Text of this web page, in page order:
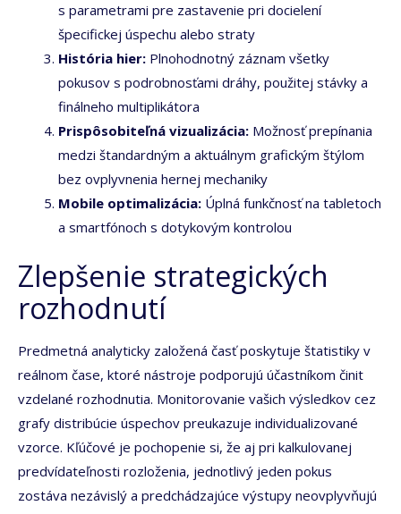
s parametrami pre zastavenie pri docielení
špecifickej úspechu alebo straty
História hier: Plnohodnotný záznam všetky
pokusov s podrobnosťami dráhy, použitej stávky a
finálneho multiplikátora
Prispôsobiteľná vizualizácia: Možnosť prepínania
medzi štandardným a aktuálnym grafickým štýlom
bez ovplyvnenia hernej mechaniky
Mobile optimalizácia: Úplná funkčnosť na tabletoch
a smartfónoch s dotykovým kontrolou
Zlepšenie strategických
rozhodnutí
Predmetná analyticky založená časť poskytuje štatistiky v
reálnom čase, ktoré nástroje podporujú účastníkom činit
vzdelané rozhodnutia. Monitorovanie vašich výsledkov cez
grafy distribúcie úspechov preukazuje individualizované
vzorce. Kľúčové je pochopenie si, že aj pri kalkulovanej
predvídateľnosti rozloženia, jednotlivý jeden pokus
zostáva nezávislý a predchádzajúce výstupy neovplyvňujú